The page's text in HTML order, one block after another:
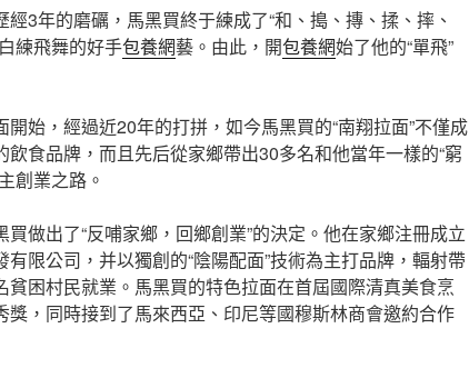
經3年的磨礪，馬黑買終于練成了“和、搗、摶、揉、摔、
練飛舞的好手包養網藝。由此，開包養網始了他的“單飛”
開始，經過近20年的打拼，如今馬黑買的“南翔拉面”不僅成
飲食品牌，而且先后從家鄉帶出30多名和他當年一樣的“窮
創業之路。
買做出了“反哺家鄉，回鄉創業”的決定。他在家鄉注冊成立
有限公司，并以獨創的“陰陽配面”技術為主打品牌，輻射帶
貧困村民就業。馬黑買的特色拉面在首屆國際清真美食烹
獎，同時接到了馬來西亞、印尼等國穆斯林商會邀約合作